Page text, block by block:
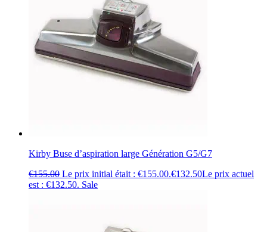
Kirby Buse d’aspiration large Génération G5/G7
€155.00 Le prix initial était : €155.00.€132.50Le prix actuel
est : €132.50. Sale